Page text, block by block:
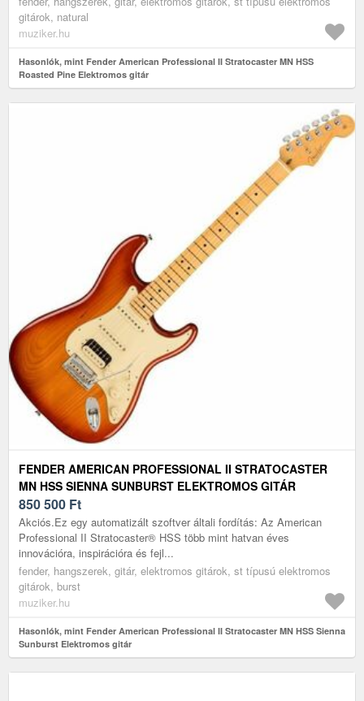
gitárok, natural
muziker.hu
Hasonlók, mint Fender American Professional II Stratocaster MN HSS
Roasted Pine Elektromos gitár
FENDER AMERICAN PROFESSIONAL II STRATOCASTER
MN HSS SIENNA SUNBURST ELEKTROMOS GITÁR
850 500 Ft
Akciós.Ez egy automatizált szoftver általi fordítás: Az American
Professional II Stratocaster® HSS több mint hatvan éves
innovációra, inspirációra és fejl...
fender, hangszerek, gitár, elektromos gitárok, st típusú elektromos
gitárok, burst
muziker.hu
Hasonlók, mint Fender American Professional II Stratocaster MN HSS Sienna
Sunburst Elektromos gitár